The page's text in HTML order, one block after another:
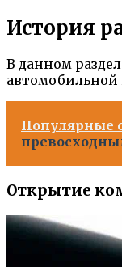
История
В данном
автомобильной
Популярные
Открытие